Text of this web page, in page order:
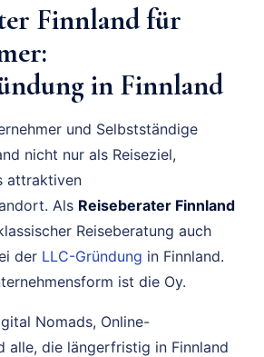
Finnland für
in Finnland
und Selbstständige
nicht nur als Reiseziel,
attraktiven
Als Reiseberater Finnland
Reiseberatung auch
der LLC-Gründung in Finnland.
ist die Oy.
Nomads, Online-
alle, die längerfristig in Finnland